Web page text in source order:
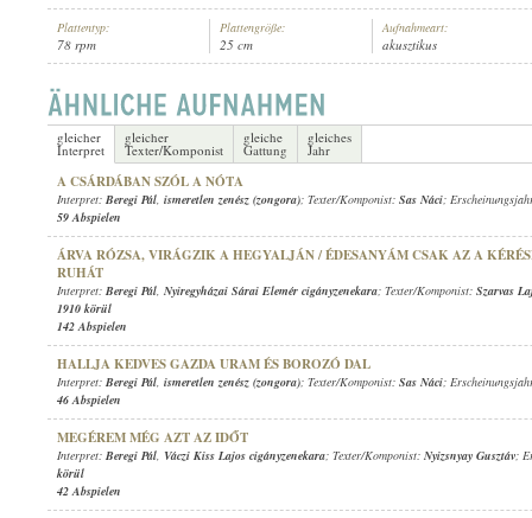
Plattentyp:
78 rpm
Plattengröße:
25 cm
Aufnahmeart:
akusztikus
gleicher
Interpret
gleicher
Texter/Komponist
gleiche
Gattung
gleiches
Jahr
A CSÁRDÁBAN SZÓL A NÓTA
Interpret: Beregi Pál, ismeretlen zenész (zongora); Texter/Komponist: Sas Náci;
59 Abspielen
ÁRVA RÓZSA, VIRÁGZIK A HEGYALJÁN / ÉDESANYÁM CSAK AZ A
RUHÁT
Interpret: Beregi Pál, Nyiregyházai Sárai Elemér cigányzenekara; Texter/Komponist: Szarvas
1910 körül
142 Abspielen
HALLJA KEDVES GAZDA URAM ÉS BOROZÓ DAL
Interpret: Beregi Pál, ismeretlen zenész (zongora); Texter/Komponist: Sas Náci;
46 Abspielen
MEGÉREM MÉG AZT AZ IDŐT
Interpret: Beregi Pál, Váczi Kiss Lajos cigányzenekara; Texter/Komponist: Nyizsnyay Gusztáv;
körül
42 Abspielen